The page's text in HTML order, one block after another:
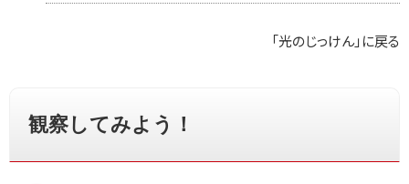
「光のじっけん」に戻る
観察してみよう！